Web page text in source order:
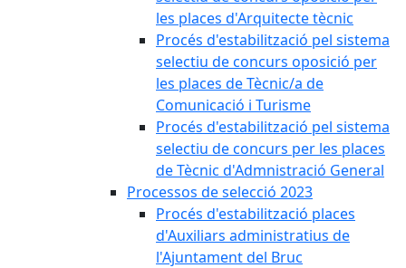
les places d'Arquitecte tècnic
Procés d'estabilització pel sistema
selectiu de concurs oposició per
les places de Tècnic/a de
Comunicació i Turisme
Procés d'estabilització pel sistema
selectiu de concurs per les places
de Tècnic d'Admnistració General
Processos de selecció 2023
Procés d'estabilització places
d'Auxiliars administratius de
l'Ajuntament del Bruc